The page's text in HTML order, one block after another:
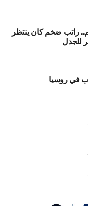
راتب ضخم كان ينتظر
للجدل
في روسيا